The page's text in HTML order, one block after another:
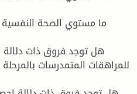
للمراهقات المتمدرسات